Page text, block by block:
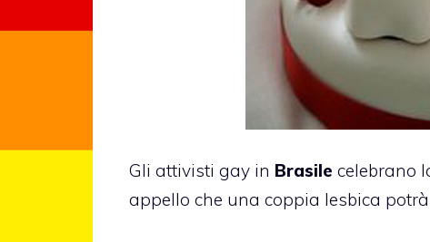
Gli attivisti gay in Brasile celebrano
appello che una coppia lesbica